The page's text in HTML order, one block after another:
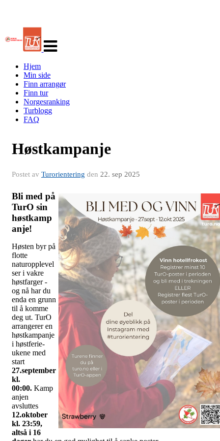
navigasjon
Hjem
Min side
Finn arrangør
Finn tur
Norgesranking
Turblogg
FAQ
Høstkampanje
Postet av Turorientering den 22. sep 2025
Bli med på
TurO sin
høstkamp
anje!
Høsten byr på
flotte
naturopplevel
ser i vakre
høstfarger -
og nå har du
enda en grunn
til å komme
deg ut. TurO
arrangerer en
høstkampanje
i høstferie-
ukene med
start
27.september
kl.
00:00. Kamp
anjen
avsluttes
12.oktober
kl. 23:59,
altså i 16